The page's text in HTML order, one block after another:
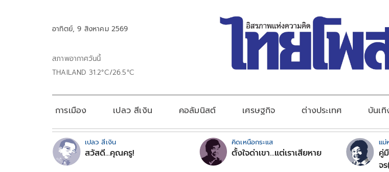
อาทิตย์, 9 สิงหาคม 2569
สภาพอากาศวันนี้
THAILAND 31.2°C/26.5°C
การเมือง เปลว สีเงิน คอลัมนิสต์ เศรษฐกิจ ต่างประเทศ บันเทิ
เปลว สีเงิน
สวัสดี...คุณครู!
คิดเหนือกระแส
ตั้งใจด่าเขา...แต่เราเสียหาย
แม่
คู่
จ